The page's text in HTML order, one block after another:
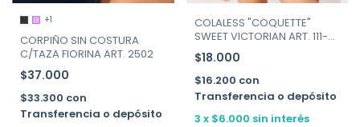
+1
CORPIÑO SIN COSTURA
C/TAZA FIORINA ART. 2502
$37.000
$33.300 con
Transferencia o depósito
COLALESS "COQUETTE"
SWEET VICTORIAN ART. 111-
212
$18.000
$16.200 con
Transferencia o depósito
3 x $6.000 sin interés